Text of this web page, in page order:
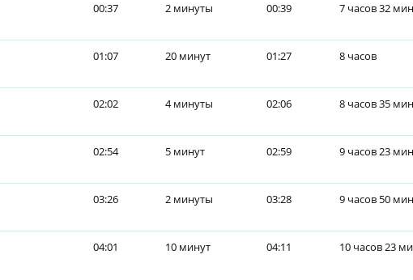
00:37 2 минуты 00:39 7 часов 32
01:07 20 минут 01:27 8 часов
02:02 4 минуты 02:06 8 часов 35
02:54 5 минут 02:59 9 часов 23
03:26 2 минуты 03:28 9 часов 50
04:01 10 минут 04:11 10 часов 23